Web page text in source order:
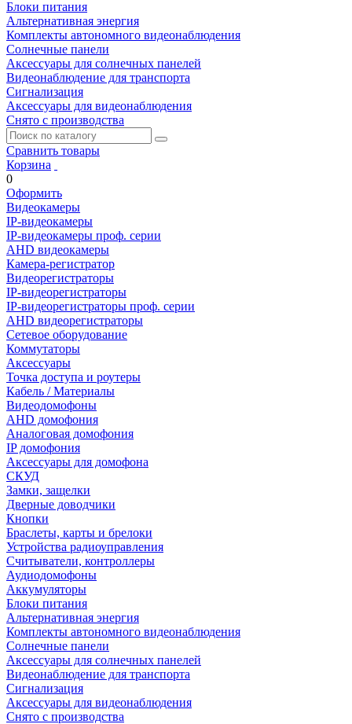
Блоки питания
Альтернативная энергия
Комплекты автономного видеонаблюдения
Солнечные панели
Аксессуары для солнечных панелей
Видеонаблюдение для транспорта
Сигнализация
Аксессуары для видеонаблюдения
Снято с производства
Сравнить товары
Корзина
0
Оформить
Видеокамеры
IP-видеокамеры
IP-видеокамеры проф. серии
AHD видеокамеры
Камера-регистратор
Видеорегистраторы
IP-видеорегистраторы
IP-видеорегистраторы проф. серии
AHD видеорегистраторы
Сетевое оборудование
Коммутаторы
Аксессуары
Точка доступа и роутеры
Кабель / Материалы
Видеодомофоны
AHD домофония
Аналоговая домофония
IP домофония
Аксессуары для домофона
СКУД
Замки, защелки
Дверные доводчики
Кнопки
Браслеты, карты и брелоки
Устройства радиоуправления
Считыватели, контроллеры
Аудиодомофоны
Аккумуляторы
Блоки питания
Альтернативная энергия
Комплекты автономного видеонаблюдения
Солнечные панели
Аксессуары для солнечных панелей
Видеонаблюдение для транспорта
Сигнализация
Аксессуары для видеонаблюдения
Снято с производства